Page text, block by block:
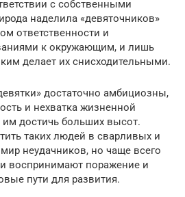
с собственными
наделила «девяточников»
ответственности и
к окружающим, и лишь
делает их снисходительными.
достаточно амбициозны,
и нехватка жизненной
им достичь больших высот.
таких людей в сварливых и
неудачников, но чаще всего
воспринимают поражение и
пути для развития.